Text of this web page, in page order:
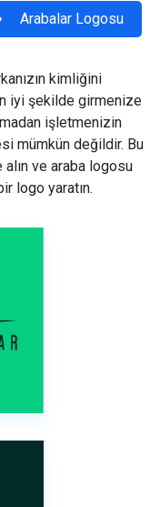
Arabalar Logosu
kimliğini
iyi şekilde girmenize
işletmenizin
mümkün değildir. Bu
ve araba logosu
logo yaratın.